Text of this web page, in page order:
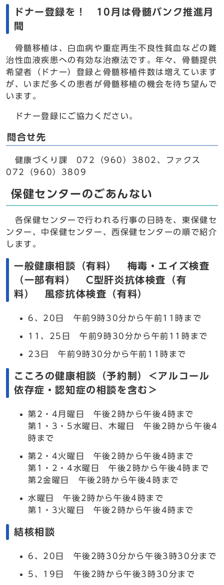
ドナー登録を！ 10月は骨髄バンク推進月
間
骨髄移植は、白血病や重症再生不良性貧血などの難
治性血液疾患への有効な治療法です。年々、骨髄提供
希望者（ドナー）登録と骨髄移植件数は増えています
が、いまだ多くの患者が骨髄移植の機会を待ち望んで
います。
ドナー登録にご協力ください。
問合せ先
健康づくり課 072（960）3802、ファクス
072（960）3809
保健センターのごあんない
各保健センターで行われる行事の日時を、東保健セ
ンター、中保健センター、西保健センターの順で紹介
します。
一般健康相談（有料） 梅毒・エイズ検査
（一部有料） C型肝炎抗体検査（有
料） 風疹抗体検査（有料）
6、20日 午前9時30分から午前11時まで
11、25日 午前9時30分から午前11時まで
23日 午前9時30分から午前11時まで
こころの健康相談（予約制）＜アルコール
依存症・認知症の相談を含む＞
第2・4月曜日 午後2時から午後4時まで
第1・3・5水曜日、木曜日 午後2時から午後4
時まで
第2・4火曜日 午後2時から午後4時まで
第1・2・4水曜日 午後2時から午後4時まで
第2金曜日 午後2時から午後4時まで
水曜日 午後2時から午後4時まで
第1・3火曜日 午後2時から午後4時まで
結核相談
6、20日 午後2時30分から午後3時30分まで
5、19日 午後2時から午後3時30分まで